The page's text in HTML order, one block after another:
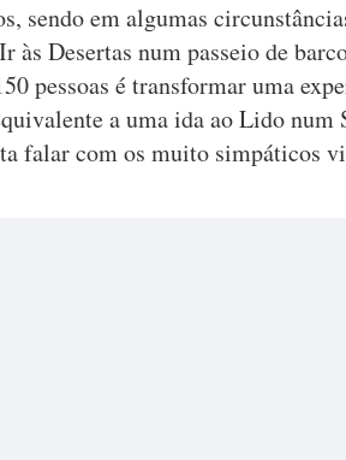
sendo em algumas
às Desertas num passeio de
pessoas é transformar uma
a uma ida ao Lido num
falar com os muito simpáticos